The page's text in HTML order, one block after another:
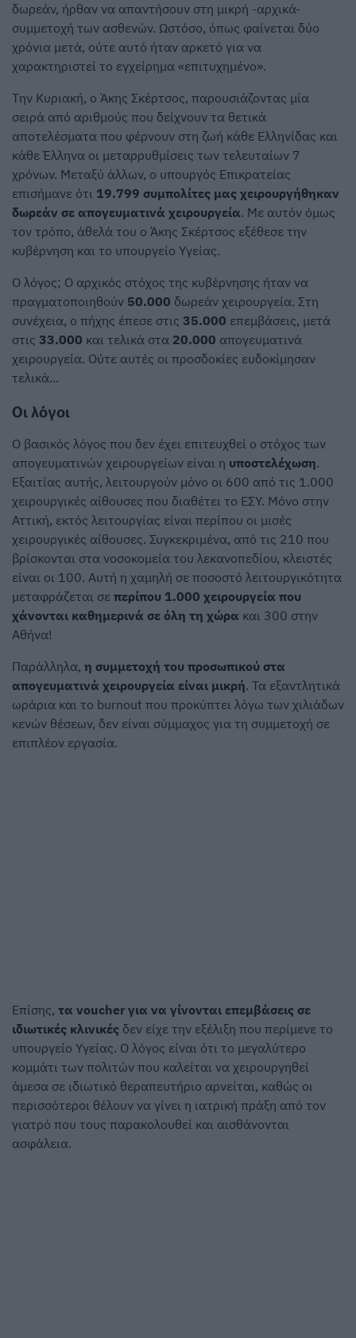
δωρεάν, ήρθαν να απαντήσουν στη μικρή -αρχικά-
συμμετοχή των ασθενών. Ωστόσο, όπως φαίνεται δύο
χρόνια μετά, ούτε αυτό ήταν αρκετό για να
χαρακτηριστεί το εγχείρημα «επιτυχημένο».
Την Κυριακή, ο Άκης Σκέρτσος, παρουσιάζοντας μία
σειρά από αριθμούς που δείχνουν τα θετικά
αποτελέσματα που φέρνουν στη ζωή κάθε Ελληνίδας και
κάθε Έλληνα οι μεταρρυθμίσεις των τελευταίων 7
χρόνων. Μεταξύ άλλων, ο υπουργός Επικρατείας
επισήμανε ότι 19.799 συμπολίτες μας χειρουργήθηκαν
δωρεάν σε απογευματινά χειρουργεία. Με αυτόν όμως
τον τρόπο, άθελά του ο Άκης Σκέρτσος εξέθεσε την
κυβέρνηση και το υπουργείο Υγείας.
Ο λόγος; Ο αρχικός στόχος της κυβέρνησης ήταν να
πραγματοποιηθούν 50.000 δωρεάν χειρουργεία. Στη
συνέχεια, ο πήχης έπεσε στις 35.000 επεμβάσεις, μετά
στις 33.000 και τελικά στα 20.000 απογευματινά
χειρουργεία. Ούτε αυτές οι προσδοκίες ευδοκίμησαν
τελικά...
Οι λόγοι
Ο βασικός λόγος που δεν έχει επιτευχθεί ο στόχος των
απογευματινών χειρουργείων είναι η υποστελέχωση.
Εξαιτίας αυτής, λειτουργούν μόνο οι 600 από τις 1.000
χειρουργικές αίθουσες που διαθέτει το ΕΣΥ. Μόνο στην
Αττική, εκτός λειτουργίας είναι περίπου οι μισές
χειρουργικές αίθουσες. Συγκεκριμένα, από τις 210 που
βρίσκονται στα νοσοκομεία του λεκανοπεδίου, κλειστές
είναι οι 100. Αυτή η χαμηλή σε ποσοστό λειτουργικότητα
μεταφράζεται σε περίπου 1.000 χειρουργεία που
χάνονται καθημερινά σε όλη τη χώρα και 300 στην
Αθήνα!
Παράλληλα, η συμμετοχή του προσωπικού στα
απογευματινά χειρουργεία είναι μικρή. Τα εξαντλητικά
ωράρια και το burnout που προκύπτει λόγω των χιλιάδων
κενών θέσεων, δεν είναι σύμμαχος για τη συμμετοχή σε
επιπλέον εργασία.
Επίσης, τα voucher για να γίνονται επεμβάσεις σε
ιδιωτικές κλινικές δεν είχε την εξέλιξη που περίμενε το
υπουργείο Υγείας. Ο λόγος είναι ότι το μεγαλύτερο
κομμάτι των πολιτών που καλείται να χειρουργηθεί
άμεσα σε ιδιωτικό θεραπευτήριο αρνείται, καθώς οι
περισσότεροι θέλουν να γίνει η ιατρική πράξη από τον
γιατρό που τους παρακολουθεί και αισθάνονται
ασφάλεια.